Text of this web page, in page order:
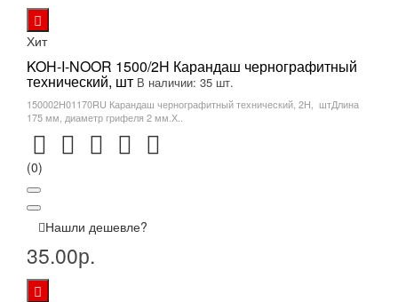
Хит
KOH-I-NOOR 1500/2H Карандаш чернографитный
технический, шт В наличии: 35 шт.
150002H01170RU Карандаш чернографитный технический, 2Н, штДлина
175 мм, диаметр грифеля 2 мм.Х..
(0)
Нашли дешевле?
35.00р.